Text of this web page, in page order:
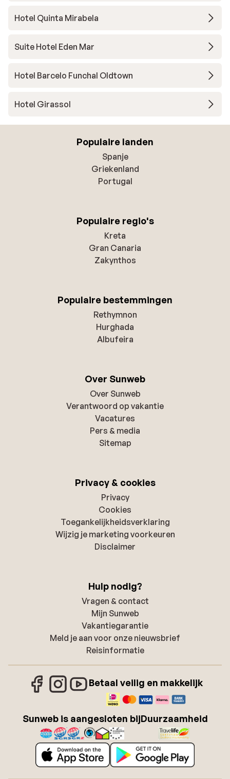
Hotel Quinta Mirabela
Suite Hotel Eden Mar
Hotel Barcelo Funchal Oldtown
Hotel Girassol
Populaire landen
Spanje
Griekenland
Portugal
Populaire regio's
Kreta
Gran Canaria
Zakynthos
Populaire bestemmingen
Rethymnon
Hurghada
Albufeira
Over Sunweb
Over Sunweb
Verantwoord op vakantie
Vacatures
Pers & media
Sitemap
Privacy & cookies
Privacy
Cookies
Toegankelijkheidsverklaring
Wijzig je marketing voorkeuren
Disclaimer
Hulp nodig?
Vragen & contact
Mijn Sunweb
Vakantiegarantie
Meld je aan voor onze nieuwsbrief
Reisinformatie
Betaal veilig en makkelijk
Sunweb is aangesloten bijDuurzaamheid